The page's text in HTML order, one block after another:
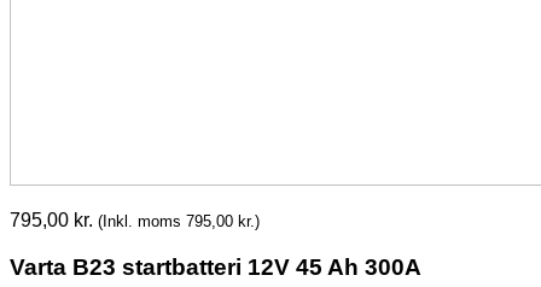
795,00 kr. (Inkl. moms 795,00 kr.)
Varta B23 startbatteri 12V 45 Ah 300A